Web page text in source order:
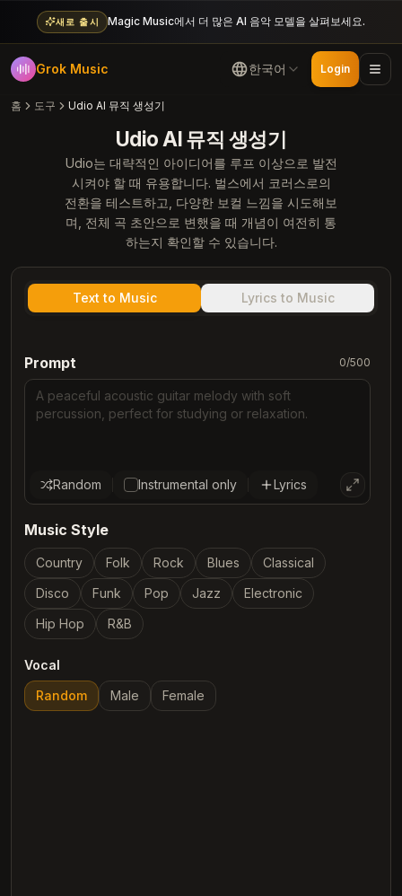
새로 출시 Magic Music에서 더 많은 AI 음악 모델을 살펴보세요.
Grok Music 한국어 Login
홈 도구 Udio AI 뮤직 생성기
Udio AI 뮤직 생성기
Udio는 대략적인 아이디어를 루프 이상으로 발전
시켜야 할 때 유용합니다. 벌스에서 코러스로의
전환을 테스트하고, 다양한 보컬 느낌을 시도해보
며, 전체 곡 초안으로 변했을 때 개념이 여전히 통
하는지 확인할 수 있습니다.
Text to Music Lyrics to Music
Prompt 0/500
Random Instrumental only Lyrics
Music Style
Country Folk Rock Blues
Classical
Disco
Funk Pop Jazz
Electronic
Hip Hop
R&B
Vocal
Random
Male Female